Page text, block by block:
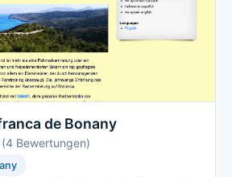
de Bonany
Bewertungen)